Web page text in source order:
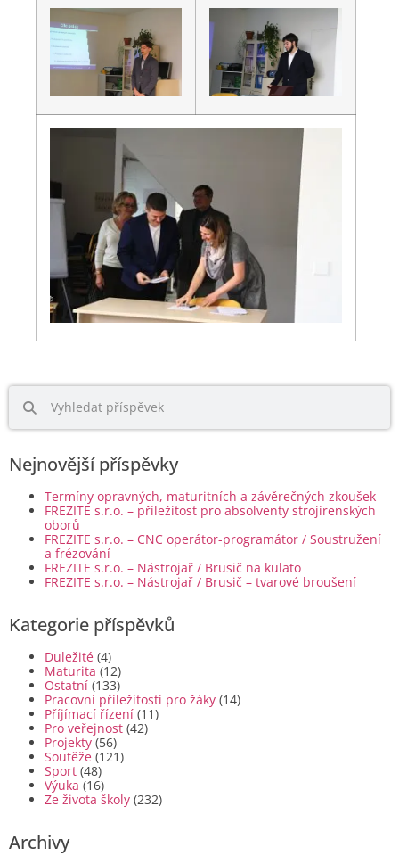
Nejnovější příspěvky
Termíny opravných, maturitních a závěrečných zkoušek
FREZITE s.r.o. – příležitost pro absolventy strojírenských
oborů
FREZITE s.r.o. – CNC operátor-programátor / Soustružení
a frézování
FREZITE s.r.o. – Nástrojař / Brusič na kulato
FREZITE s.r.o. – Nástrojař / Brusič – tvarové broušení
Kategorie příspěvků
Duležité (4)
Maturita (12)
Ostatní (133)
Pracovní příležitosti pro žáky (14)
Příjímací řízení (11)
Pro veřejnost (42)
Projekty (56)
Soutěže (121)
Sport (48)
Výuka (16)
Ze života školy (232)
Archivy